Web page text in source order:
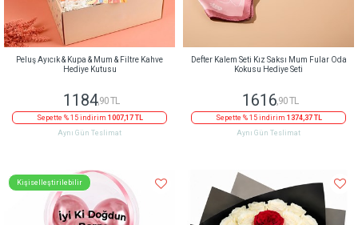
Peluş Ayıcık & Kupa & Mum & Filtre Kahve
Hediye Kutusu
1184,90 TL
Sepette % 15 indirim 1007,17 TL
Aynı Gün Teslimat
Defter Kalem Seti Kız Saksı Mum Fular Oda
Kokusu Hediye Seti
1616 ,90 TL
Sepette % 15 indirim 1374,37 TL
Aynı Gün Teslimat
Kişiselleştirilebilir